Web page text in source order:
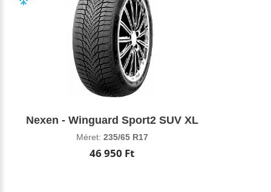
Nexen - Winguard Sport2 SUV XL
Méret: 235/65 R17
46 950 Ft